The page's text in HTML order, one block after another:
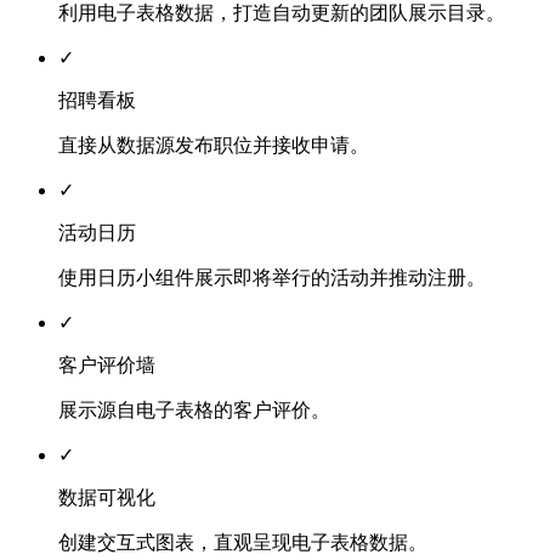
利用电子表格数据，打造自动更新的团队展示目录。
✓
招聘看板
直接从数据源发布职位并接收申请。
✓
活动日历
使用日历小组件展示即将举行的活动并推动注册。
✓
客户评价墙
展示源自电子表格的客户评价。
✓
数据可视化
创建交互式图表，直观呈现电子表格数据。